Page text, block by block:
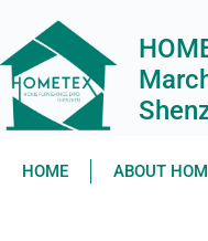
HOME ABOUT